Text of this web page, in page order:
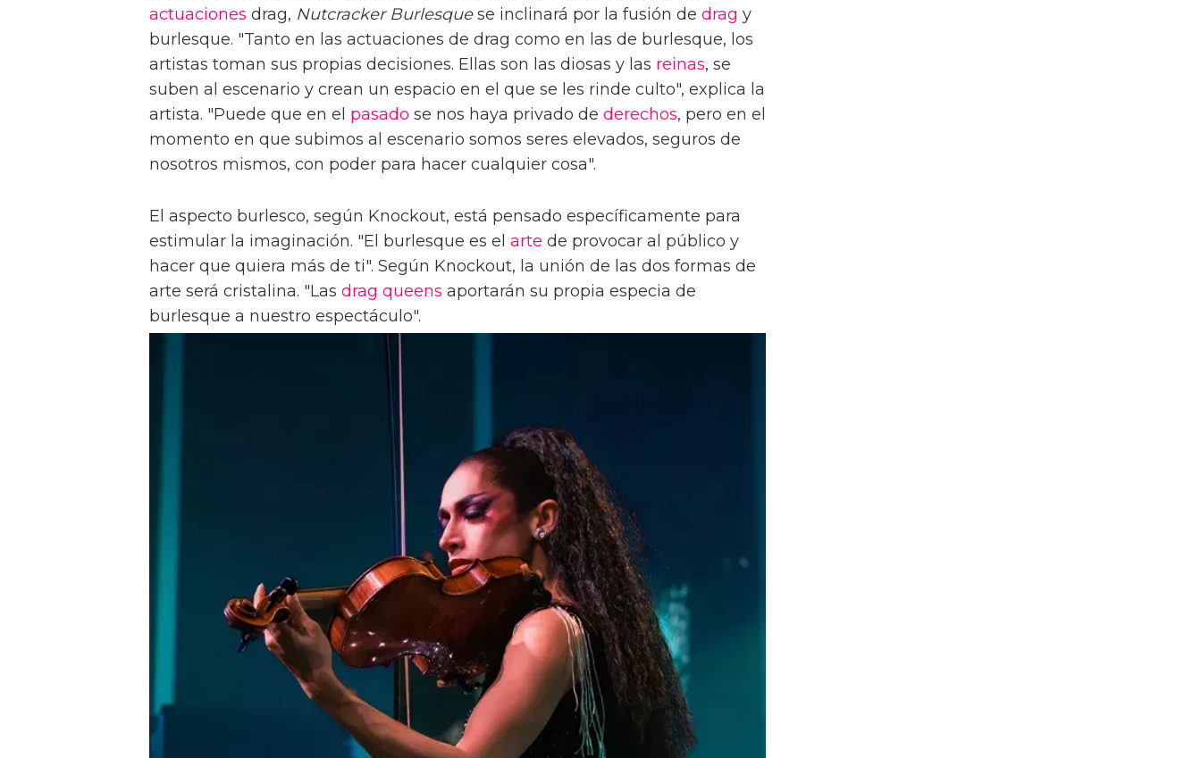
actuaciones drag, Nutcracker Burlesquese inclinará por la fusión de drag y
burlesque. "Tanto en las actuaciones de drag como en las de burlesque, los
artistas toman sus propias decisiones. Ellas son las diosas y las reinas, se
suben al escenario y crean un espacio en el que se les rinde culto", explica la
artista. "Puede que en el pasado se nos haya privado de derechos, pero en el
momento en que subimos al escenario somos seres elevados, seguros de
nosotros mismos, con poder para hacer cualquier cosa".
El aspecto burlesco, según Knockout, está pensado específicamente para
estimular la imaginación. "El burlesque es el arte de provocar al público y
hacer que quiera más de ti". Según Knockout, la unión de las dos formas de
arte será cristalina. "Las drag queens aportarán su propia especia de
burlesque a nuestro espectáculo".